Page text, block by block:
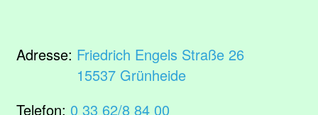
Adresse: Friedrich Engels Straße 26
15537 Grünheide
Telefon: 0 33 62/8 84 00